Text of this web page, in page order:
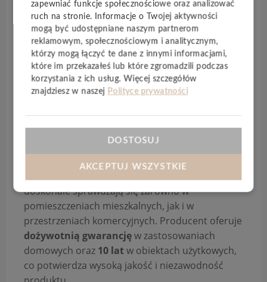
właściwości akustyczne.
KolekcjaSpirit Soulwyróżnia się szeroką gamą
realistycznych dekorów – od naturalnych
struktur drewna po nowoczesne wzory kamienia
– wykończonych ultra matową powierzchnią
która podkreśla autentyczny charakter podłogi.
odporna na zarysowaniaoraz
codziennej pielęgnacji.
doskonale sprawdzają się zarówno w
pomieszczeniach mieszkalnych, jak i w
przestrzeniach komercyjnych. Producent oferuje
dożywotnią gwarancjęw zastosowaniach
domowych oraz 10 latw obiektach użytkowych,
co potwierdza wysoką jakość i niezawodność
zapewniać funkcje społecznościowe oraz analizować
ruch na stronie. Informacje o Twojej aktywności
mogą być udostępniane naszym partnerom
reklamowym, społecznościowym i analitycznym,
którzy mogą łączyć te dane z innymi informacjami,
które im przekazałeś lub które zgromadzili podczas
korzystania z ich usług. Więcej szczegółów
znajdziesz w naszej Polityce prywatności
DOSTOSUJ
AKCEPTUJ WSZYSTKIE